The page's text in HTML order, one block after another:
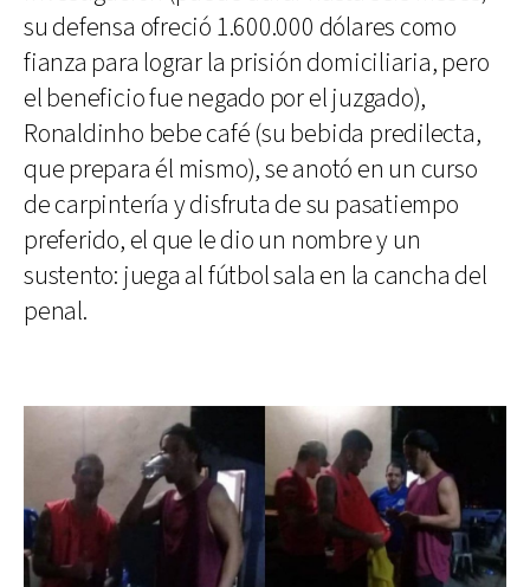
su defensa ofreció 1.600.000 dólares como
fianza para lograr la prisión domiciliaria, pero
el beneficio fue negado por el juzgado),
Ronaldinho bebe café (su bebida predilecta,
que prepara él mismo), se anotó en un curso
de carpintería y disfruta de su pasatiempo
preferido, el que le dio un nombre y un
sustento: juega al fútbol sala en la cancha del
penal.